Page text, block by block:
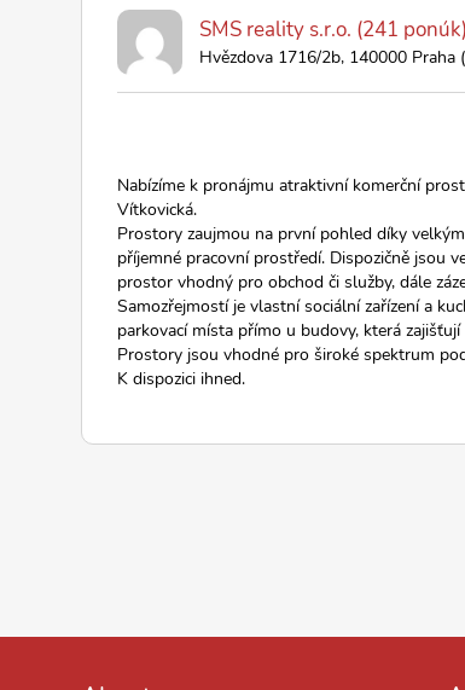
SMS reality s.r.o. (241 ponúk)
Hvězdova 1716/2b, 140000 Praha
Nabízíme k pronájmu atraktivní komerční
Vítkovická.
Prostory zaujmou na první pohled díky
příjemné pracovní prostředí. Dispozičně jsou
prostor vhodný pro obchod či služby, dále
Samozřejmostí je vlastní sociální zařízení a
parkovací místa přímo u budovy, která
Prostory jsou vhodné pro široké spektrum
K dispozici ihned.